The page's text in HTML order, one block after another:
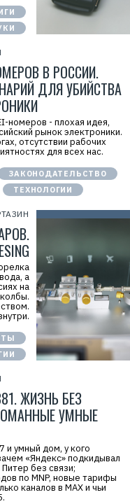
В РОССИИ.
ДЛЯ УБИЙСТВА
номеров - плохая идея,
рынок электроники.
отсутствии рабочих
для всех нас.
ЗАКОНОДАТЕЛЬСТВО
ТЕХНОЛОГИИ
а
на
ЖИЗНЬ БЕЗ
УМНЫЕ
и умный дом, у кого
«Яндекс» подкидывал
без связи;
по MNP, новые тарифы
каналов в MAX и чьи